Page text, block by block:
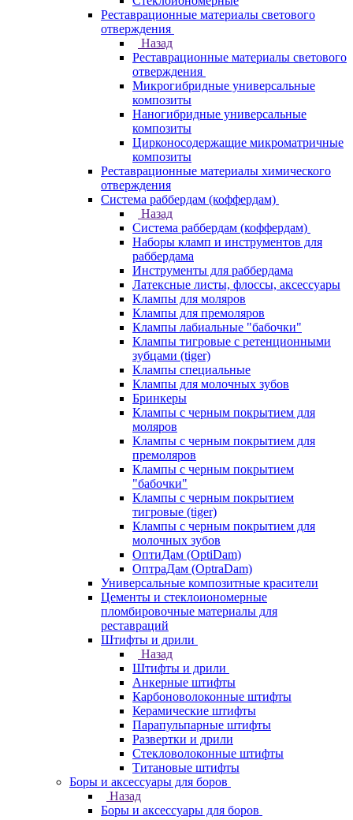
Реставрационные материалы светового
отверждения
Назад
Реставрационные материалы светового
отверждения
Микрогибридные универсальные
композиты
Наногибридные универсальные
композиты
Цирконосодержащие микроматричные
композиты
Реставрационные материалы химического
отверждения
Система раббердам (коффердам)
Назад
Система раббердам (коффердам)
Наборы кламп и инструментов для
раббердама
Инструменты для раббердама
Латексные листы, флоссы, аксессуары
Клампы для моляров
Клампы для премоляров
Клампы лабиальные "бабочки"
Клампы тигровые с ретенционными
зубцами (tiger)
Клампы специальные
Клампы для молочных зубов
Бринкеры
Клампы с черным покрытием для
моляров
Клампы с черным покрытием для
премоляров
Клампы с черным покрытием
"бабочки"
Клампы с черным покрытием
тигровые (tiger)
Клампы с черным покрытием для
молочных зубов
ОптиДам (OptiDam)
ОптраДам (OptraDam)
Универсальные композитные красители
Цементы и стеклоиономерные
пломбировочные материалы для
реставраций
Штифты и дрили
Назад
Штифты и дрили
Анкерные штифты
Карбоноволоконные штифты
Керамические штифты
Парапульпарные штифты
Развертки и дрили
Стекловолоконные штифты
Титановые штифты
Боры и аксессуары для боров
Назад
Боры и аксессуары для боров